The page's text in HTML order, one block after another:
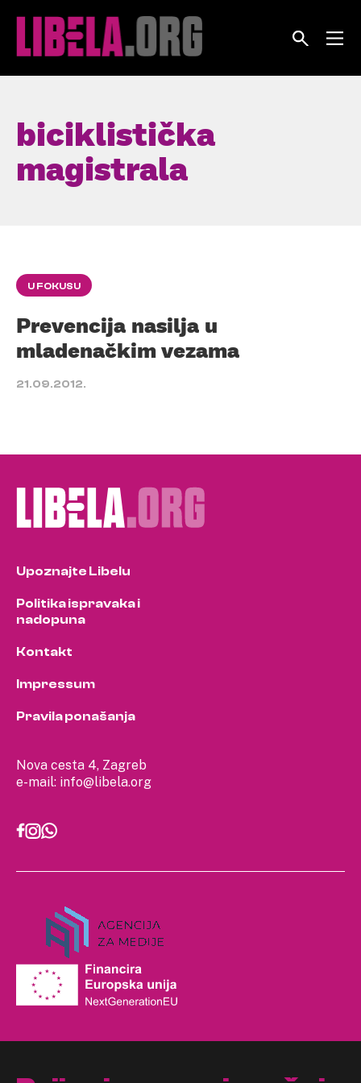
biciklistička
magistrala
U FOKUSU
Prevencija nasilja u
mladenačkim vezama
21.09.2012.
Nova cesta 4, Zagreb
e-mail: info@libela.org
Upoznajte Libelu
Politika ispravaka i
nadopuna
Kontakt
Impressum
Pravila ponašanja